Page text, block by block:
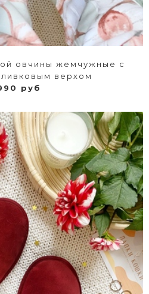
овчины жемчужные с
верхом
руб